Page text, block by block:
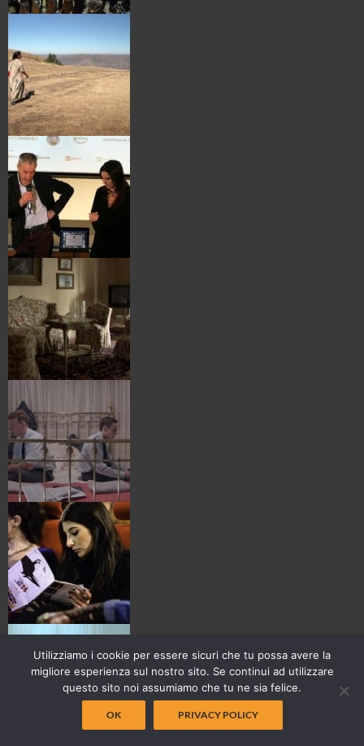
Utilizziamo i cookie per essere sicuri che tu possa avere la
migliore esperienza sul nostro sito. Se continui ad utilizzare
questo sito noi assumiamo che tu ne sia felice.
OK PRIVACY POLICY